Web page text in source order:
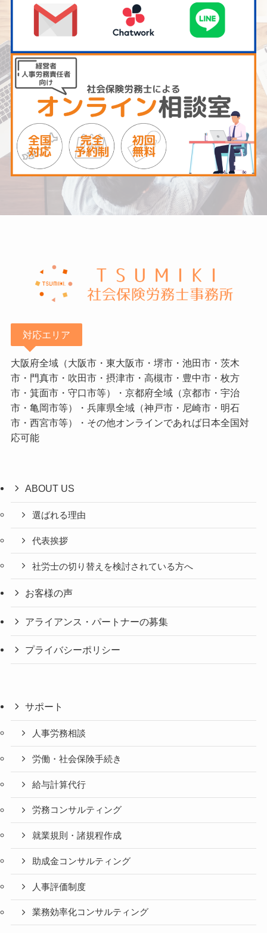
対応エリア
大阪府全域（大阪市・東大阪市・堺市・池田市・茨木
市・門真市・吹田市・摂津市・高槻市・豊中市・枚方
市・箕面市・守口市等）・京都府全域（京都市・宇治
市・亀岡市等）・兵庫県全域（神戸市・尼崎市・明石
市・西宮市等）・その他オンラインであれば日本全国対
応可能
ABOUT US
選ばれる理由
代表挨拶
社労士の切り替えを検討されている方へ
お客様の声
アライアンス・パートナーの募集
プライバシーポリシー
サポート
人事労務相談
労働・社会保険手続き
給与計算代行
労務コンサルティング
就業規則・諸規程作成
助成金コンサルティング
人事評価制度
業務効率化コンサルティング